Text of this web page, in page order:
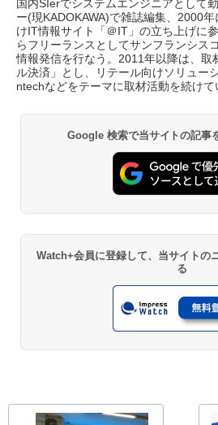
国内SIerでシステムエンジニアとして
ー(現KADOKAWA)で雑誌編集、2000
けIT情報サイト「＠IT」の立ち上げに
らフリーランスとしてサンフランシス
情報発信を行なう。2011年以降は、取
ル決済」とし、リテール向けソリュー
ntechなどをテーマに取材活動を続け
Google 検索で当サイトの記事
Watch+会員に登録して、当サイトの
る